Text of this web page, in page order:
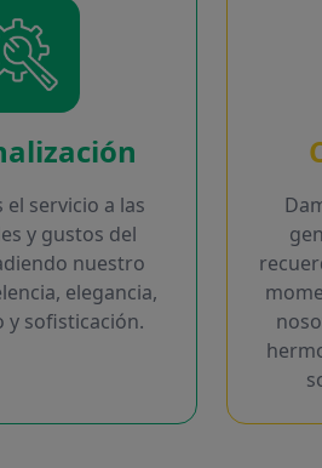
servicio a las
y gustos del
nuestro
elegancia,
y sofisticación.